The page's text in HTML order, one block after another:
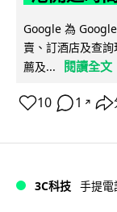
Google 為
賣、訂酒店及查
薦及...
閱讀全文
10 1 ↗
3C科技 手提電